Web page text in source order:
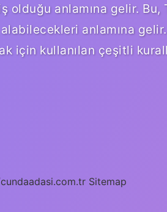
anlamına gelir. Bu,
anlamına
için kullanılan çeşitli
Sitemap